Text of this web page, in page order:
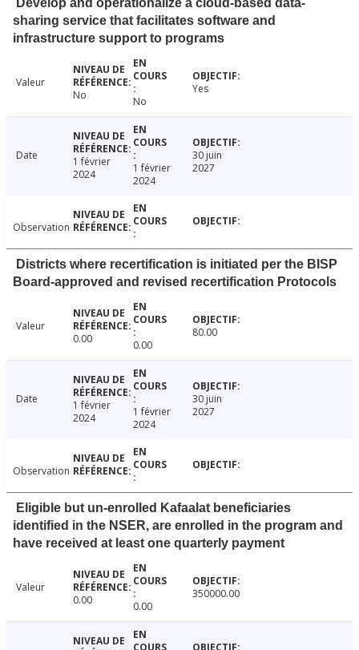
sharing service that facilitates software and
infrastructure support to programs
Valeur
No
No
Yes
Date
1 février
2024
1 février
2024
30 juin
2027
Observation
Districts where recertification is initiated per the BISP
Board-approved and revised recertification Protocols
Valeur
0.00
0.00
80.00
Date
1 février
2024
1 février
2024
30 juin
2027
Observation
Eligible but un-enrolled Kafaalat beneficiaries
identified in the NSER, are enrolled in the program and
have received at least one quarterly payment
Valeur
0.00
0.00
350000.00